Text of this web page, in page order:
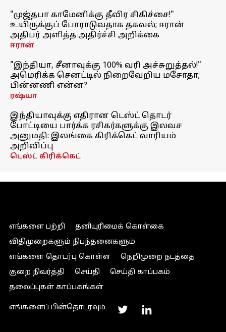
"முஜ்தபா காமேனிக்கு தீவிர சிகிச்சை!"
உயிருக்குப் போராடுவதாக தகவல்; ஈரான்
அதிபர் அளித்த அதிர்ச்சி அறிக்கை
ஈரான்
"இந்தியா, சீனாவுக்கு 100% வரி அச்சுறுத்தல்!"
அமெரிக்க செனட்டில் நிறைவேறிய மசோதா;
பின்னணி என்ன?
ரஷ்யா
இந்தியாவுக்கு எதிரான டெஸ்ட் தொடர்
போட்டியை பார்க்க ரசிகர்களுக்கு இலவச
அனுமதி: இலங்கை கிரிக்கெட் வாரியம்
அறிவிப்பு
டெஸ்ட் கிரிக்கெட்
எங்களை பற்றி
தனியுரிமைக் கொள்கை
விதிமுறைகளும் நிபந்தனைகளும்
எங்களை தொடர்பு கொள்ள
நெறிமுறை நடத்தை
குறை நிவர்த்தி
செய்தி
செய்தி காப்பகம்
தலைப்புகள் காப்பகங்கள்
எங்களைப் பின்தொடரவும்